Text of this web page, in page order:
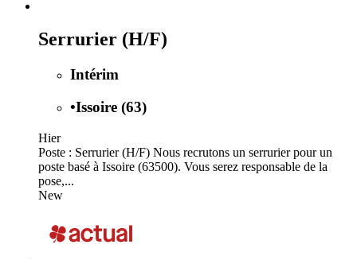
Serrurier (H/F)
Intérim
•Issoire (63)
Hier
Poste : Serrurier (H/F) Nous recrutons un serrurier pour un
poste basé à Issoire (63500). Vous serez responsable de la
pose,...
New